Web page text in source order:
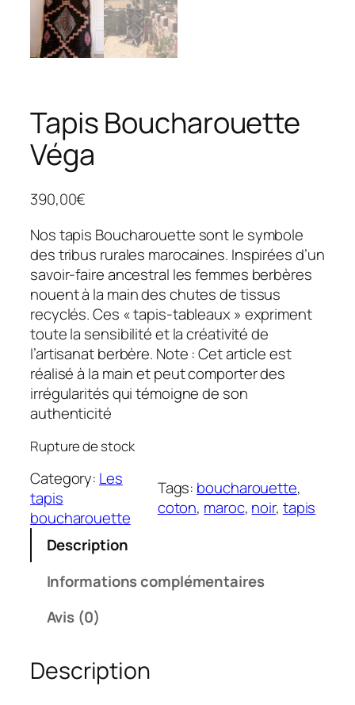
Tapis Boucharouette
Véga
390,00€
Nos tapis Boucharouette sont le symbole
des tribus rurales marocaines. Inspirées d’un
savoir-faire ancestral les femmes berbères
nouent à la main des chutes de tissus
recyclés. Ces « tapis-tableaux » expriment
toute la sensibilité et la créativité de
l’artisanat berbère. Note : Cet article est
réalisé à la main et peut comporter des
irrégularités qui témoigne de son
authenticité
Rupture de stock
Category: Les
tapis
boucharouette
Tags: boucharouette
coton, maroc, noir, tapis
Description
Informations complémentaires
Avis (0)
Description